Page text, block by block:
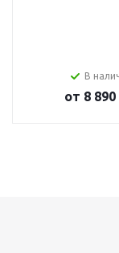
В
от 8 890